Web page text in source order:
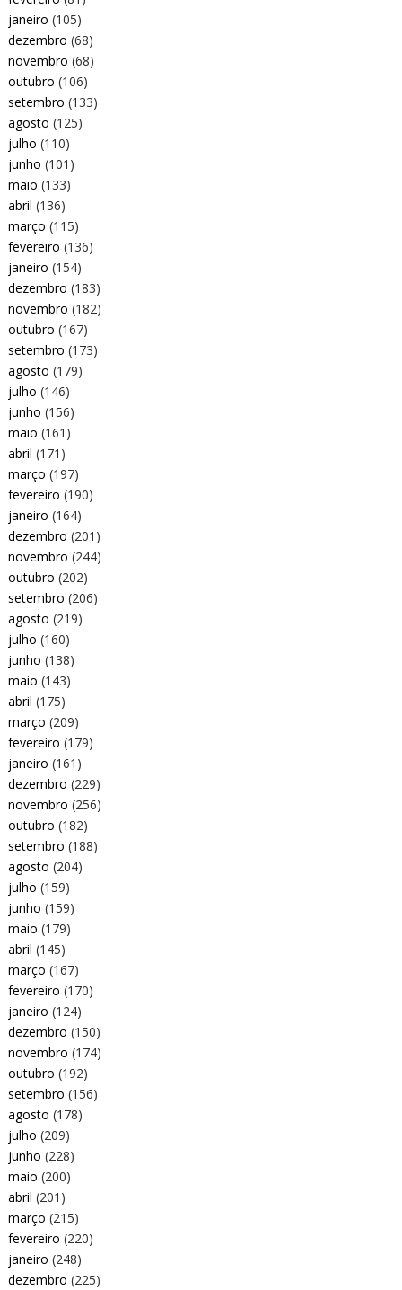
janeiro (105)
dezembro (68)
novembro (68)
outubro (106)
setembro (133)
agosto (125)
julho (110)
junho (101)
maio (133)
abril (136)
março (115)
fevereiro (136)
janeiro (154)
dezembro (183)
novembro (182)
outubro (167)
setembro (173)
agosto (179)
julho (146)
junho (156)
maio (161)
abril (171)
março (197)
fevereiro (190)
janeiro (164)
dezembro (201)
novembro (244)
outubro (202)
setembro (206)
agosto (219)
julho (160)
junho (138)
maio (143)
abril (175)
março (209)
fevereiro (179)
janeiro (161)
dezembro (229)
novembro (256)
outubro (182)
setembro (188)
agosto (204)
julho (159)
junho (159)
maio (179)
abril (145)
março (167)
fevereiro (170)
janeiro (124)
dezembro (150)
novembro (174)
outubro (192)
setembro (156)
agosto (178)
julho (209)
junho (228)
maio (200)
abril (201)
março (215)
fevereiro (220)
janeiro (248)
dezembro (225)